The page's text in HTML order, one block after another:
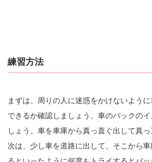
練習方法
まずは、周りの人に迷惑をかけないよう
できるか確認しましょう。車のバックの
しょう。車を車庫から真っ直ぐ出して真っ
次は、少し車を道路に出して、そこから